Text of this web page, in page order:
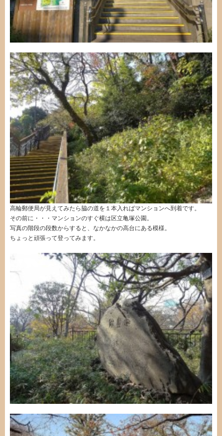
高輪郵便局が見えてみたら脇の道を１本入ればマンションへ到着です。
その前に・・・マンションのすぐ横は区立亀塚公園。
写真の階段の段数からすると、なかなかの高台にある模様。
ちょっと頑張って登ってみます。